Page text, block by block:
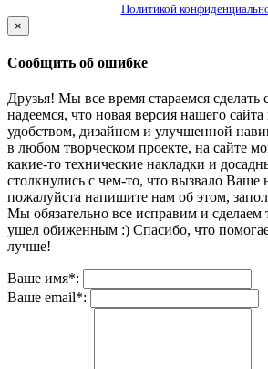
Политикой
×
Сообщить об ошибке
Друзья! Мы все время стараемся
надеемся, что новая версия нашего сайта
удобством, дизайном и улучшенной
в любом творческом проекте, на сайте
какие-то технические накладки и
столкнулись с чем-то, что вызвало Ваше
пожалуйста напишите нам об этом,
Мы обязательно все исправим и сделаем
ушел обиженным :) Спасибо, что
лучше!
Ваше имя*:
Ваше email*: